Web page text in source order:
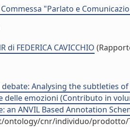
"Parlato e
di FEDERICA CAVICCHIO
Analysing the subtleties
delle emozioni (Contributo in
an ANVIL Based Annotation
ontology/cnr/individuo/prodotto/